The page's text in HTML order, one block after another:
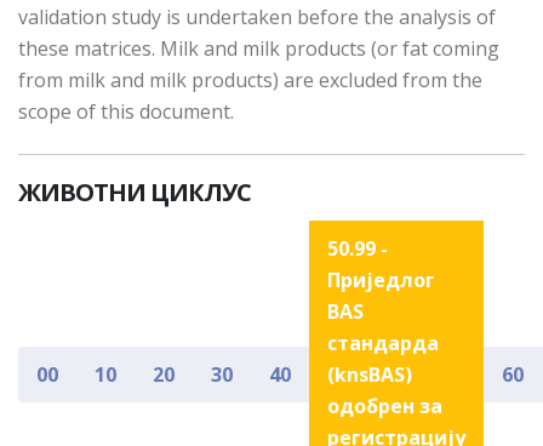
validation study is undertaken before the analysis of
these matrices. Milk and milk products (or fat coming
from milk and milk products) are excluded from the
scope of this document.
ЖИВОТНИ ЦИКЛУС
00 10 20 30 40
50.99 -
Приједлог
BAS
стандарда
(knsBAS)
одобрен за
регистрацију
60